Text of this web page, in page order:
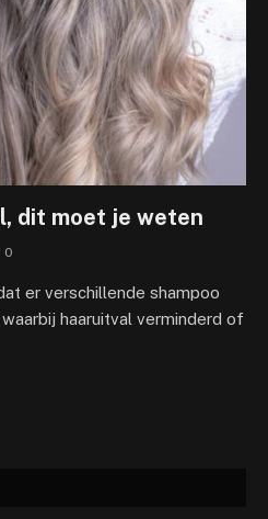
dit moet je weten
0
er verschillende shampoo
haaruitval verminderd of